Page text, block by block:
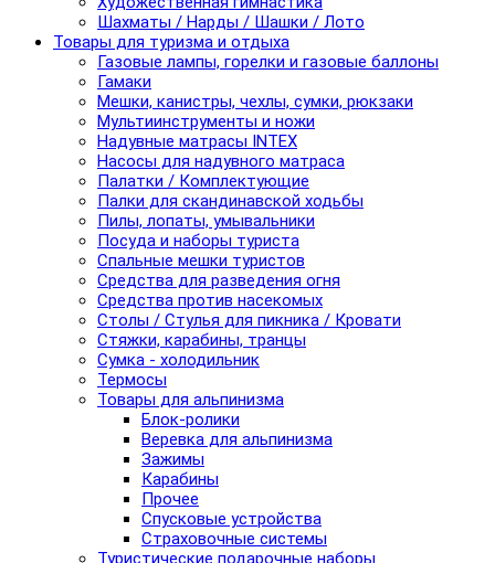
Шахматы / Нарды / Шашки / Лото
Товары для туризма и отдыха
Газовые лампы, горелки и газовые баллоны
Гамаки
Мешки, канистры, чехлы, сумки, рюкзаки
Мультиинструменты и ножи
Надувные матрасы INTEX
Насосы для надувного матраса
Палатки / Комплектующие
Палки для скандинавской ходьбы
Пилы, лопаты, умывальники
Посуда и наборы туриста
Спальные мешки туристов
Средства для разведения огня
Средства против насекомых
Столы / Стулья для пикника / Кровати
Стяжки, карабины, транцы
Сумка - холодильник
Термосы
Товары для альпинизма
Блок-ролики
Веревка для альпинизма
Зажимы
Карабины
Прочее
Спусковые устройства
Страховочные системы
Туристические подарочные наборы